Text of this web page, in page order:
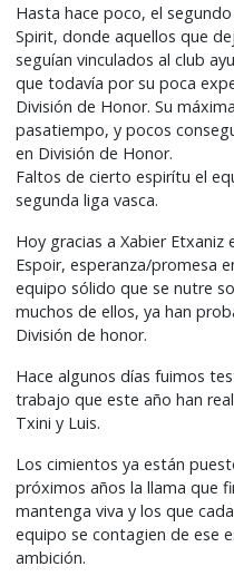
Hasta hace poco, el
Spirit, donde aquellos que
seguían vinculados al club
que todavía por su poca
División de Honor. Su
pasatiempo, y pocos
en División de Honor.
Faltos de cierto espirítu el
segunda liga vasca.
Hoy gracias a Xabier
Espoir, esperanza/promesa
equipo sólido que se nutre
muchos de ellos, ya han
División de honor.
Hace algunos días fuimos
trabajo que este año han
Txini y Luis.
Los cimientos ya están
próximos años la llama que
mantenga viva y los que
equipo se contagien de ese
ambición.